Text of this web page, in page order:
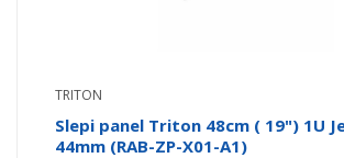
TRITON
Slepi panel Triton 48cm ( 19") 1U
44mm (RAB-ZP-X01-A1)